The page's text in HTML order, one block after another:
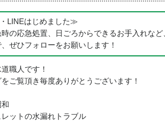
LINEはじめました≫
の応急処置、日ごろからできるお手入れな
ぜひフォローをお願いします！
職人です！
ご覧頂き毎度ありがとうございます！
和
レットの水漏れトラブル